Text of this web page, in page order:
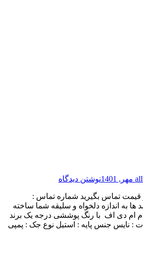
نوشتن دیدگاه
از قیمت تماس بگیرید شماره تماس :
تمامی کمد ها به اندازه دلخواه و سلیقه شما ساخته
ام دی اف با رنگ پوششی درجه یک برند
: نایس جنس پایه : استیل نوع جک : پمپی